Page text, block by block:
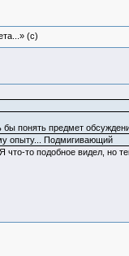
(c)
понять предмет
опыту... Подмигивающий
что-то подобное видел, но